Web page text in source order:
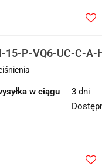
15-P-VQ6-UC-C-A-
w ciągu
3 dni